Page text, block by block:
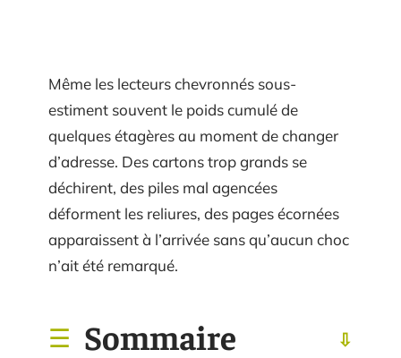
Même les lecteurs chevronnés sous-
estiment souvent le poids cumulé de
quelques étagères au moment de changer
d’adresse. Des cartons trop grands se
déchirent, des piles mal agencées
déforment les reliures, des pages écornées
apparaissent à l’arrivée sans qu’aucun choc
n’ait été remarqué.
Sommaire